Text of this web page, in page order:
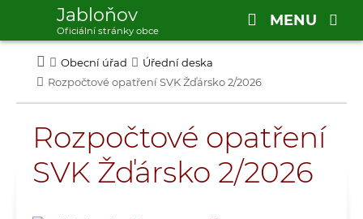
Obecní úřad
Úřední deska
Rozpočtové opatření SVK Žďársko 2/2026
Rozpočtové opatření
SVK Žďársko 2/2026
Jabloňov
Oficiální stránky obce
MENU